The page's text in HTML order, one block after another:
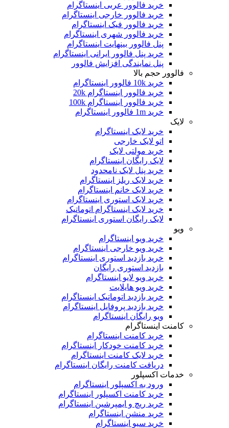
خرید فالوور عربی اینستاگرام
خرید فالوور خارجی اینستاگرام
خرید فالوور فیک اینستاگرام
خرید فالوور شهری اینستاگرام
پنل فالوور بینهایت اینستاگرام
خرید پنل فالوور ایرانی اینستاگرام
پنل نمایندگی افزایش فالوور
فالوور حجم بالا
خرید 10k فالوور اینستاگرام
خرید فالوور اینستاگرام 20k
خرید فالوور اینستاگرام 100k
خرید 1m فالوور اینستاگرام
لایک
خرید لایک اینستاگرام
اتو لایک خارجی
خرید مولتی لایک
لایک رایگان اینستاگرام
خرید پنل لایک نامحدود
خرید لایک ریلز اینستاگرام
خرید لایک خانم اینستاگرام
خرید لایک استوری اینستاگرام
خرید لایک اینستاگرام اتوماتیک
لایک رایگان استوری اینستاگرام
ویو
خرید ویو اینستاگرام
خرید ویو خارجی اینستاگرام
خرید بازدید استوری اینستاگرام
بازدید استوری رایگان
خرید ویو لایو اینستاگرام
خرید ویو هایلایت
خرید بازدید اتوماتیک اینستاگرام
خرید بازدید پروفایل اینستاگرام
ویو رایگان اینستاگرام
کامنت اینستاگرام
خرید کامنت اینستاگرام
خرید کامنت خودکار اینستاگرام
خرید لایک کامنت اینستاگرام
دریافت کامنت رایگان اینستاگرام
خدمات اکسپلور
ورود به اکسپلور اینستاگرام
خرید کامنت اکسپلور اینستاگرام
خرید ریچ و ایمپرشین اینستاگرام
خرید منشن اینستاگرام
خرید سیو اینستاگرام